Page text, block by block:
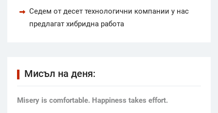
Седем от десет технологични компании у нас
предлагат хибридна работа
Мисъл на деня:
Мisery is comfortable. Happiness takes effort.